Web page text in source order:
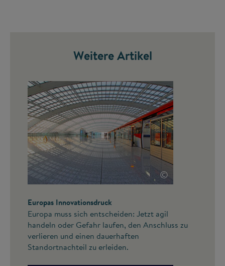
Weitere Artikel
©
Europas Innovationsdruck
Europa muss sich entscheiden: Jetzt agil
handeln oder Gefahr laufen, den Anschluss zu
verlieren und einen dauerhaften
Standortnachteil zu erleiden.